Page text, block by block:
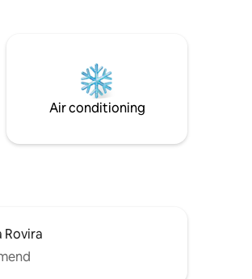
Air conditioning
Rovira